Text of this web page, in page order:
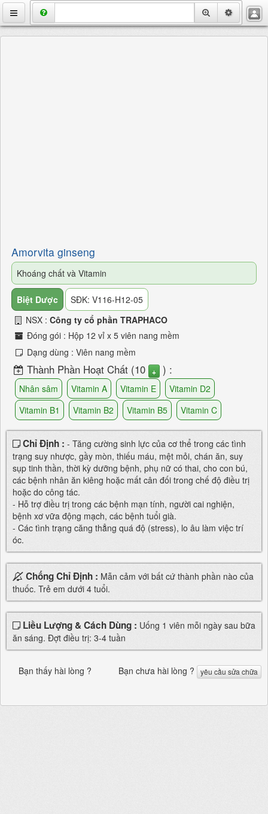
VietMedix
Thuốc
Amorvita ginseng
Khoáng chất và Vitamin
Biệt Dược
SĐK: V116-H12-05
NSX : Công ty cổ phần TRAPHACO
Đóng gói : Hộp 12 vỉ x 5 viên nang mềm
Dạng dùng : Viên nang mềm
Thành Phần Hoạt Chất (10 + ) :
Nhân sâm Vitamin A Vitamin E
Vitamin D2
Vitamin B1
Vitamin B2 Vitamin B5
Vitamin C
Vitamin PP
Nguyên tố vi lượng
Chỉ Định : - Tăng cường sinh lực của cơ thể trong các tình
trạng suy nhược, gầy mòn, thiếu máu, mệt mỏi, chán ăn, suy
sụp tinh thần, thời kỳ dưỡng bệnh, phụ nữ có thai, cho con bú,
các bệnh nhân ăn kiêng hoặc mất cân đối trong chế độ điều trị
hoặc do công tác.
- Hỗ trợ điều trị trong các bệnh mạn tính, người cai nghiện,
bệnh xơ vữa động mạch, các bệnh tuổi già.
- Các tình trạng căng thẳng quá độ (stress), lo âu làm việc trí
óc.
Chống Chỉ Định : Mẫn cảm với bất cứ thành phần nào của
thuốc. Trẻ em dưới 4 tuổi.
Liều Lượng & Cách Dùng : Uống 1 viên mỗi ngày sau bữa
ăn sáng. Đợt điều trị: 3-4 tuần
Bạn thấy hài lòng ? Bạn chưa hài lòng ? yêu cầu sửa chữa